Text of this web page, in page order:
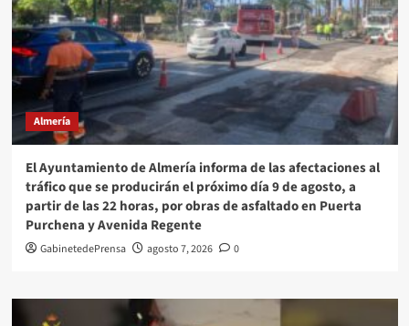
Almería
El Ayuntamiento de Almería informa de las afectaciones al
tráfico que se producirán el próximo día 9 de agosto, a
partir de las 22 horas, por obras de asfaltado en Puerta
Purchena y Avenida Regente
GabinetedePrensa agosto 7, 2026 0